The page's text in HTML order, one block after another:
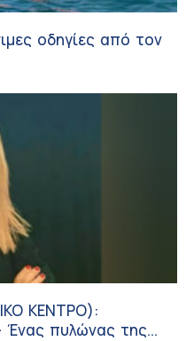
οδηγίες από τον
ΚΕΝΤΡΟ):
Ένας πυλώνας της